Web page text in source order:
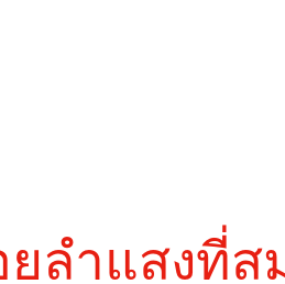
ลำแสงที่ส